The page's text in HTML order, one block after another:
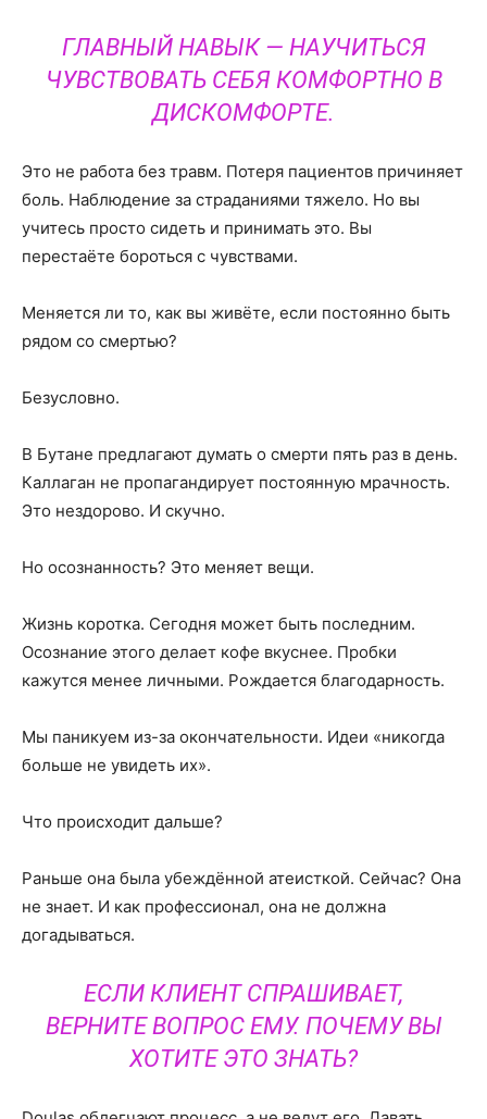
ГЛАВНЫЙ НАВЫК — НАУЧИТЬСЯ
ЧУВСТВОВАТЬ СЕБЯ КОМФОРТНО В
ДИСКОМФОРТЕ.
Это не работа без травм. Потеря пациентов причиняет
боль. Наблюдение за страданиями тяжело. Но вы
учитесь просто сидеть и принимать это. Вы
перестаёте бороться с чувствами.
Меняется ли то, как вы живёте, если постоянно быть
рядом со смертью?
Безусловно.
В Бутане предлагают думать о смерти пять раз в день.
Каллаган не пропагандирует постоянную мрачность.
Это нездорово. И скучно.
Но осознанность? Это меняет вещи.
Жизнь коротка. Сегодня может быть последним.
Осознание этого делает кофе вкуснее. Пробки
кажутся менее личными. Рождается благодарность.
Мы паникуем из-за окончательности. Идеи «никогда
больше не увидеть их».
Что происходит дальше?
Раньше она была убеждённой атеисткой. Сейчас? Она
не знает. И как профессионал, она не должна
догадываться.
ЕСЛИ КЛИЕНТ СПРАШИВАЕТ,
ВЕРНИТЕ ВОПРОС ЕМУ. ПОЧЕМУ ВЫ
ХОТИТЕ ЭТО ЗНАТЬ?